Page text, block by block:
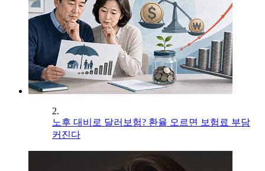
2.
노후 대비로 달러보험? 환율 오르면 보험료 부담
커진다